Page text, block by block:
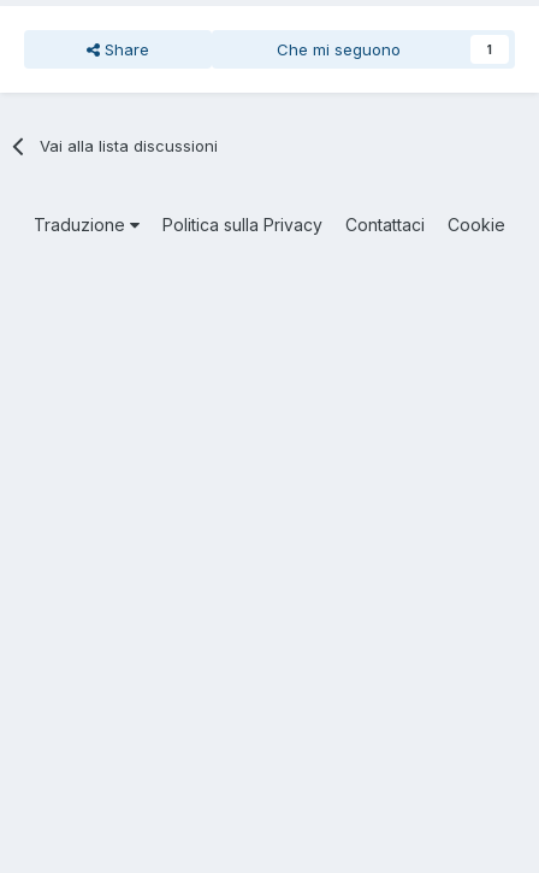
Share Che mi seguono 1
Vai alla lista discussioni
Traduzione Politica sulla Privacy Contattaci Cookie